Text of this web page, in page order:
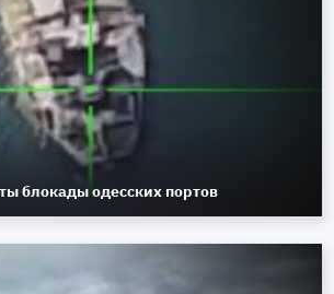
блокады одесских портов